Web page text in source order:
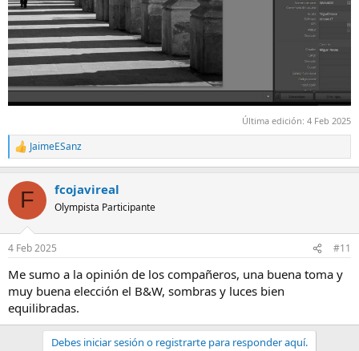
Última edición: 4 Feb 2025
R
e
c
i
e
:
JaimeESanz
F fcojavireal
Olympista Participante
4 Feb 2025 #11
Me sumo a la opinión de los compañeros, una buena toma y
muy buena elección el B&W, sombras y luces bien
equilibradas.
Debes iniciar sesión o registrarte para responder aquí.